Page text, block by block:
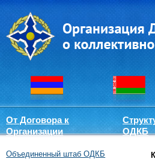
От Договора к
Организации
ОДКБ
Объединенный штаб ОДКБ